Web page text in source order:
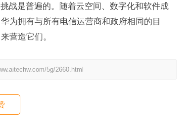
战是普遍的。随着云空间、数字化和软件成
为拥有与所有电信运营商和政府相同的目
营造它们。
5g/2660.html